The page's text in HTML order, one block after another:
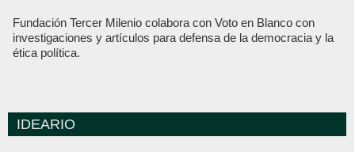
Fundación Tercer Milenio colabora con Voto en Blanco con
investigaciones y artículos para defensa de la democracia y la
ética política.
IDEARIO